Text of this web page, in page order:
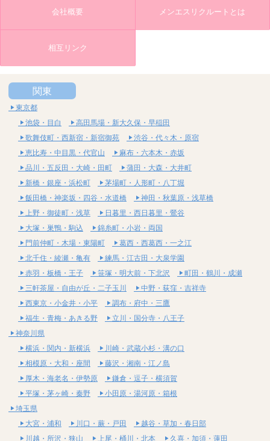
会社概要 メンエスリクルートとは
相互リンク
関東
東京都
池袋・目白
高田馬場・新大久保・早稲田
歌舞伎町・西新宿・新宿御苑
渋谷・代々木・原宿
恵比寿・中目黒・代官山
麻布・六本木・赤坂
品川・五反田・大崎・田町
蒲田・大森・大井町
新橋・銀座・浜松町
茅場町・人形町・八丁堀
飯田橋・神楽坂・四谷・水道橋
神田・秋葉原・浅草橋
上野・御徒町・浅草
日暮里・西日暮里・鶯谷
大塚・巣鴨・駒込
錦糸町・小岩・両国
門前仲町・木場・東陽町
葛西・西葛西・一之江
北千住・綾瀬・亀有
練馬・江古田・大泉学園
赤羽・板橋・王子
笹塚・明大前・下北沢
町田・鶴川・成瀬
三軒茶屋・自由が丘・二子玉川
中野・荻窪・吉祥寺
西東京・小金井・小平
調布・府中・三鷹
福生・青梅・あきる野
立川・国分寺・八王子
神奈川県
横浜・関内・新横浜
川崎・武蔵小杉・溝の口
相模原・大和・座間
藤沢・湘南・江ノ島
厚木・海老名・伊勢原
鎌倉・逗子・横須賀
平塚・茅ヶ崎・秦野
小田原・湯河原・箱根
埼玉県
大宮・浦和
川口・蕨・戸田
越谷・草加・春日部
川越・所沢・狭山
上尾・桶川・北本 久喜・加須・蓮田